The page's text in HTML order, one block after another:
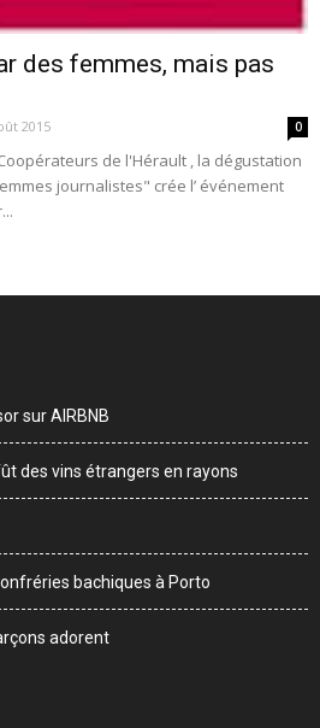
des femmes, mais pas
2015 0
de l'Hérault , la dégustation
journalistes" crée l’ événement
sur AIRBNB
des vins étrangers en rayons
bachiques à Porto
adorent